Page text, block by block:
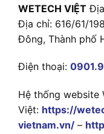
WETECH VIỆT
Địa chỉ: 616/61/
Đông, Thành phố
Điện thoại:
Hệ thống website
Việt: https://
vietnam.vn/ –